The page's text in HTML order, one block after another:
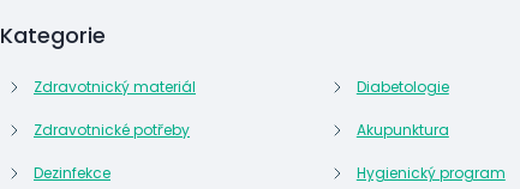
Kategorie
Zdravotnický materiál
Zdravotnické potřeby
Dezinfekce
Diabetologie
Akupunktura
Hygienický program